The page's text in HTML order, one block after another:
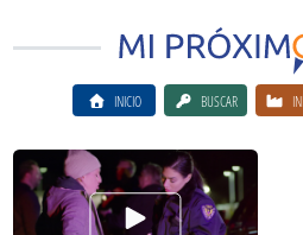
INICIO BUSCAR
Ver el vίdeo de la